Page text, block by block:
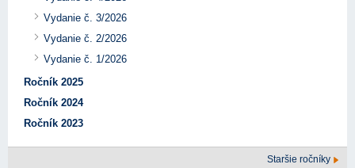
Vydanie č. 3/2026
Vydanie č. 2/2026
Vydanie č. 1/2026
Ročník 2025
Ročník 2024
Ročník 2023
Staršie ročníky